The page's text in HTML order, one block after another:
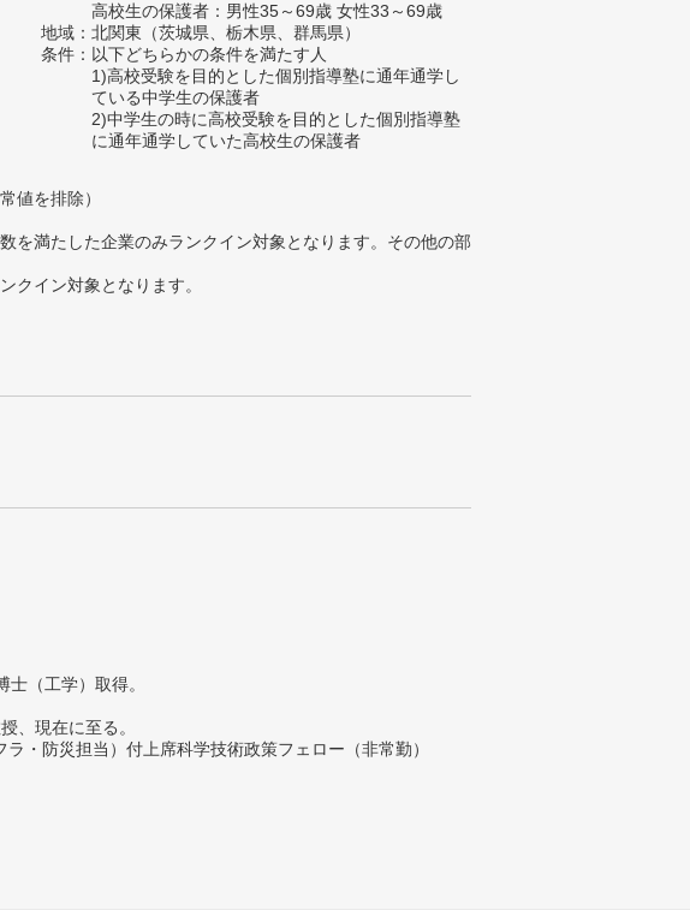
高校生の保護者：男性35～69歳 女性33～69歳
地域：北関東（茨城県、栃木県、群馬県）
条件：以下どちらかの条件を満たす人
1)高校受験を目的とした個別指導塾に通年通学し
ている中学生の保護者
2)中学生の時に高校受験を目的とした個別指導塾
に通年通学していた高校生の保護者
値を排除）
を満たした企業のみランクイン対象となります。その他の部
クイン対象となります。
（工学）取得。
、現在に至る。
・防災担当）付上席科学技術政策フェロー（非常勤）